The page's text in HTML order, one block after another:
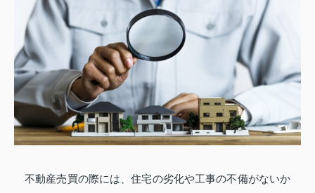
不動産売買の際には、住宅の劣化や工事の不備がないか